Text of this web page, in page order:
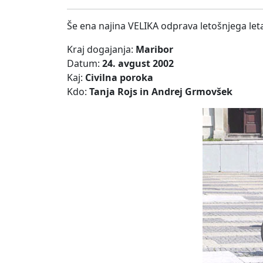
Še ena najina VELIKA odprava letošnjega
Kraj dogajanja: Maribor
Datum: 24. avgust 2002
Kaj: Civilna poroka
Kdo: Tanja Rojs in Andrej Grmovšek